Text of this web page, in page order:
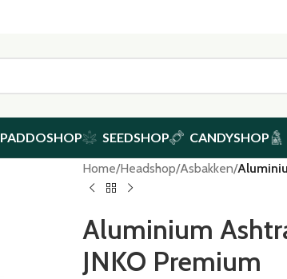
PADDOSHOP SEEDSHOP CANDYSHOP
Home/Headshop/Asbakken/
Aluminium
JNKO Premium